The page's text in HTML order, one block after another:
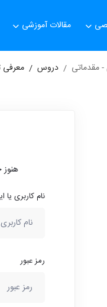
مقالات آموزشی
مقدماتی دروس
نام کاربری یا
رمز عبور